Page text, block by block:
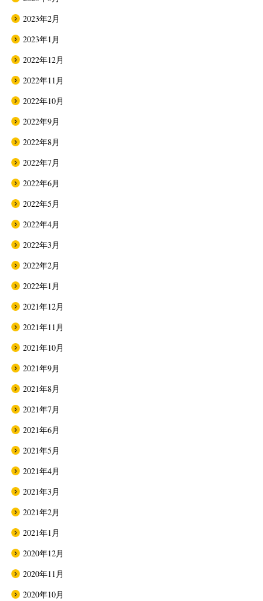
2023年2月
2023年1月
2022年12月
2022年11月
2022年10月
2022年9月
2022年8月
2022年7月
2022年6月
2022年5月
2022年4月
2022年3月
2022年2月
2022年1月
2021年12月
2021年11月
2021年10月
2021年9月
2021年8月
2021年7月
2021年6月
2021年5月
2021年4月
2021年3月
2021年2月
2021年1月
2020年12月
2020年11月
2020年10月